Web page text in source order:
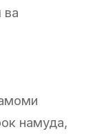
ва
намуда,